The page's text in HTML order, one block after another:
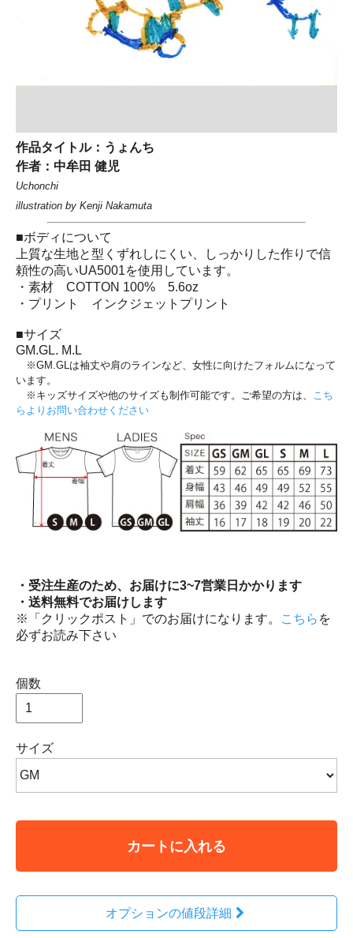
作品タイトル：うょんち
作者：中牟田 健児
Uchonchi
illustration by Kenji Nakamuta
■ボディについて
上質な生地と型くずれしにくい、しっかりした作りで信
頼性の高いUA5001を使用しています。
・素材 COTTON 100% 5.6oz
・プリント インクジェットプリント
■サイズ
GM.GL. M.L
※GM.GLは袖丈や肩のラインなど、女性に向けたフォルムになって
います。
※キッズサイズや他のサイズも制作可能です。ご希望の方は、
こち
らよりお問い合わせください
・受注生産のため、お届けに3~7営業日かかります
・送料無料でお届けします
※「クリックポスト」でのお届けになります。
こちら を
必ずお読み下さい
個数
サイズ
カートに入れる
オプションの値段詳細